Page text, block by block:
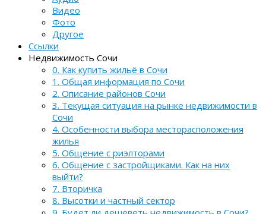
Видео
Фото
Другое
Ссылки
Недвижимость Сочи
0. Как купить жильё в Сочи
1. Общая информация по Сочи
2. Описание районов Сочи
3. Текущая ситуация на рынке недвижимости в
Сочи
4. Особенности выбора месторасположения
жилья
5. Общение с риэлторами
6. Общение с застройщиками. Как на них
выйти?
7. Вторичка
8. Высотки и частный сектор